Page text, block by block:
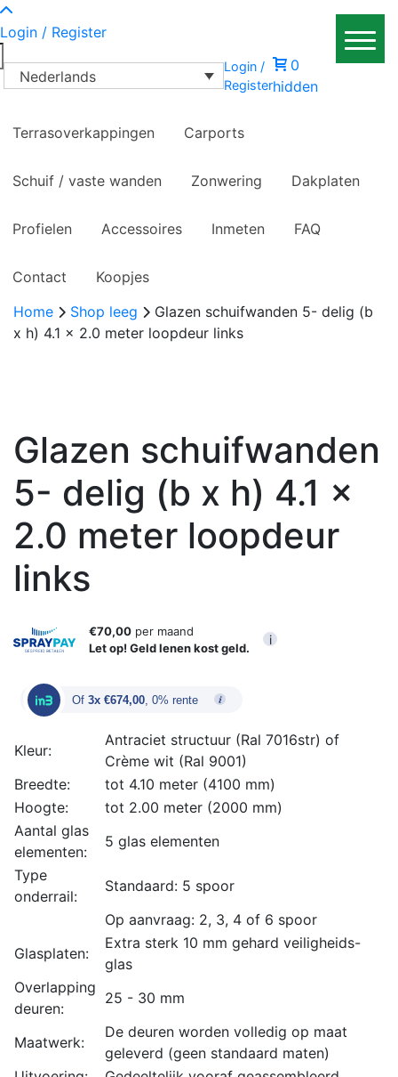
Login / Register
Nederlands
Login /
Register
0
hidden
Terrasoverkappingen Carports
Schuif / vaste wanden Zonwering Dakplaten
Profielen Accessoires Inmeten FAQ
Contact
Koopjes
Home
Shop leeg
Glazen schuifwanden 5- delig (b
x h) 4.1 x 2.0 meter loopdeur links
Glazen schuifwanden
5- delig (b x h) 4.1 x
2.0 meter loopdeur
links
€70,00 per maand
Let op! Geld lenen kost geld.
i
Of 3x €674,00, 0% rente
Kleur:
Antraciet structuur (Ral 7016str) of
Crème wit (Ral 9001)
Breedte:
tot 4.10 meter (4100 mm)
Hoogte:
tot 2.00 meter (2000 mm)
Aantal glas
elementen:
5 glas elementen
Type
onderrail:
Standaard: 5 spoor
Op aanvraag: 2, 3, 4 of 6 spoor
Glasplaten:
Extra sterk 10 mm gehard veiligheids-
glas
Overlapping
deuren:
25 - 30 mm
Maatwerk:
De deuren worden volledig op maat
geleverd (geen standaard maten)